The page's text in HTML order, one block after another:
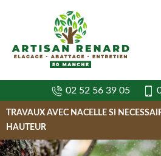
02 52 56 39 05
TRAVAUX AVEC NACELLE SI
HAUTEUR